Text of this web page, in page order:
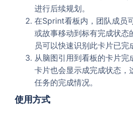
进行后续规划。
在Sprint看板内，团队成员
或故事移动到标有完成状态
员可以快速识别此卡片已完
从脑图引用到看板的卡片完
卡片也会显示成完成状态，
任务的完成情况。
使用方式